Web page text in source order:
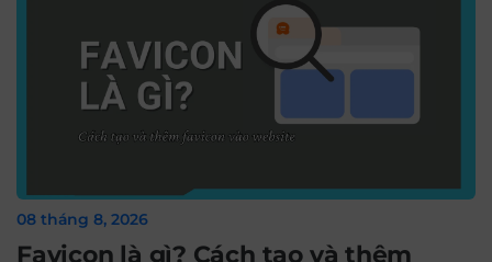
08 tháng 8, 2026
Favicon là gì? Cách tạo và thêm